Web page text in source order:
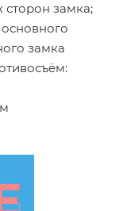
сторон замка;
замка